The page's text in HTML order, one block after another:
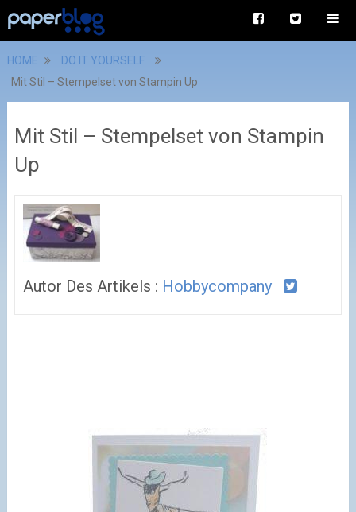
HOME
DO IT YOURSELF
Mit Stil – Stempelset von Stampin Up
Mit Stil – Stempelset von Stampin
Up
Autor Des Artikels : Hobbycompany